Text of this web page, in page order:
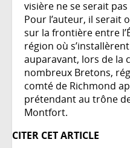
visière ne se serait
Pour l’auteur, il serait
sur la frontière entre
région où
auparavant, lors de la
nombreux Bretons,
comté de Richmond
prétendant au trône
Montfort.
CITER CET ARTICLE